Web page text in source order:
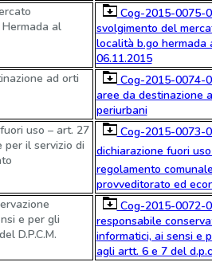
al
Cog-2015-0075-
svolgimento del
località b.go hermada
06.11.2015
ad orti
Cog-2015-0074-
aree da destinazione
periurbani
uso – art. 27
per il servizio di
Cog-2015-0073-0
dichiarazione fuori uso
regolamento
provveditorato ed
e per gli
D.P.C.M.
Cog-2015-0072-
responsabile
informatici, ai sensi e
agli artt. 6 e 7 del